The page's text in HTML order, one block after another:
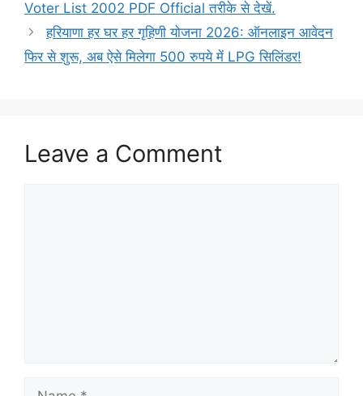
Voter List 2002 PDF Official तरीके से देखें.
हरियाणा हर घर हर गृहिणी योजना 2026: ऑनलाइन आवेदन
फिर से शुरू, अब ऐसे मिलेगा 500 रुपये में LPG सिलिंडर!
Leave a Comment
Name